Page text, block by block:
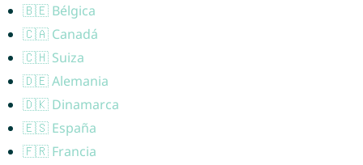
🇧🇪 Bélgica
🇨🇦 Canadá
🇨🇭 Suiza
🇩🇪 Alemania
🇩🇰 Dinamarca
🇪🇸 España
🇫🇷 Francia